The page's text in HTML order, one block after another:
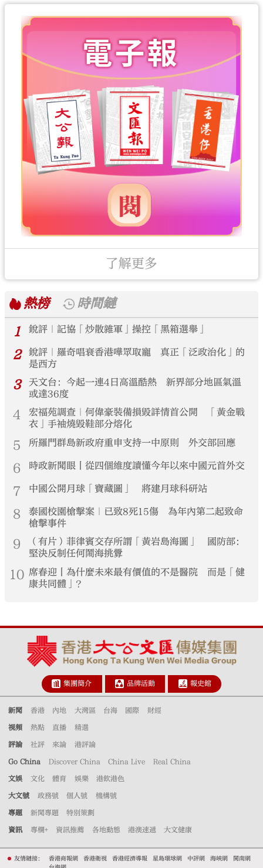
了解更多
熱榜
時間鏈
1
銳評｜記協「炒散雜軍」操控「黑箱選舉」
2
銳評｜羅奇唱衰香港嘩眾取寵 真正「泛政治化」的
是西方
3
天文台：今起一連4日高溫酷熱 新界部分地區氣溫
或達36度
4
宏福苑調查｜何偉豪裝備損毀詳情首公開 「黃金戰
衣」手袖燒毀鞋部分熔化
5 所羅門群島新政府重申支持一中原則 外交部回應
6 時政新聞眼丨從四個維度讀懂今年以來中國元首外交
7 中國公開月球「寶藏圖」 將建月球科研站
8
泰國校園槍擊案｜已致8死15傷 為年內第二起致命
槍擊事件
9
（有片）菲律賓交存所謂「黃岩島海圖」 國防部：
堅決反制任何鬧海挑釁
10 席春迎丨為什麼未來最有價值的不是醫院 而是「健
康共同體」？
集團簡介 品牌活動 報史館
新聞 香港 內地 大灣區 台海 國際 財經
視頻 熱點 直播 精選
評論 社評 來論 港評論
Go China Discover China China Live Real China
文娛 文化 體育 娛樂 港飲港色
大文號 政務號 個人號 機構號
專題 新聞專題 特別策劃
資訊 專欄+ 資訊推薦 各地動態 港澳速遞 大文健康
友情鏈接： 香港商報網 香港衛視 香港經濟導報 星島環球網 中評網 海峽網
閩南網